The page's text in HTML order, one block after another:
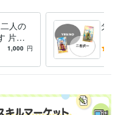
クリアに
イス
人の
片思
なた
1,000 円
タロ
《恋
りま